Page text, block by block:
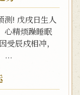
测! 戊戌日生人
心精烦躁睡眠
辰戍相冲，
...